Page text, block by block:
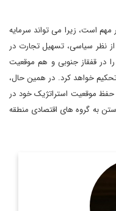
مهم است، زیرا می تواند سرمایه
نظر سیاسی، تسهیل تجارت در
در قفقاز جنوبی و هم موقعیت
تحکیم خواهد کرد. در همین حال،
موقعیت استراتژیک خود در
به گروه های اقتصادی منطقه
روابط بین الملل